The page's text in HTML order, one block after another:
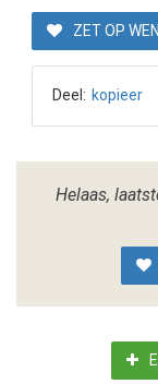
ZET OP
Deel: kopieer
Helaas,